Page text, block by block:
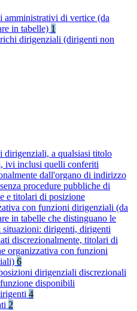
amministrativi di vertice (da
in tabelle) 1
dirigenziali (dirigenti non
dirigenziali, a qualsiasi titolo
ivi inclusi quelli conferiti
dall'organo di indirizzo
procedure pubbliche di
e titolari di posizione
con funzioni dirigenziali (da
in tabelle che distinguano le
situazioni: dirigenti, dirigenti
discrezionalmente, titolari di
organizzativa con funzioni
6
dirigenziali discrezionali
disponibili
4
2